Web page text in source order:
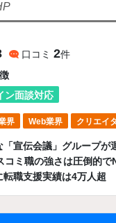
口コミ 2件
ン面談対応
界 Web業界 クリエイ
「宣伝会議」グループが
コミ職の強さは圧倒的で
転職支援実績は4万人超